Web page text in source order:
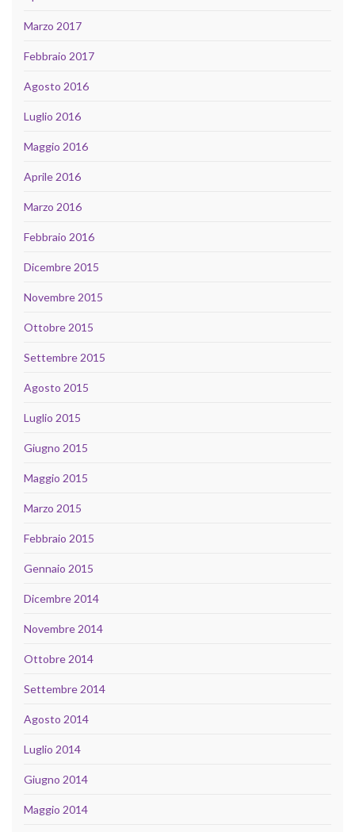
Marzo 2017
Febbraio 2017
Agosto 2016
Luglio 2016
Maggio 2016
Aprile 2016
Marzo 2016
Febbraio 2016
Dicembre 2015
Novembre 2015
Ottobre 2015
Settembre 2015
Agosto 2015
Luglio 2015
Giugno 2015
Maggio 2015
Marzo 2015
Febbraio 2015
Gennaio 2015
Dicembre 2014
Novembre 2014
Ottobre 2014
Settembre 2014
Agosto 2014
Luglio 2014
Giugno 2014
Maggio 2014